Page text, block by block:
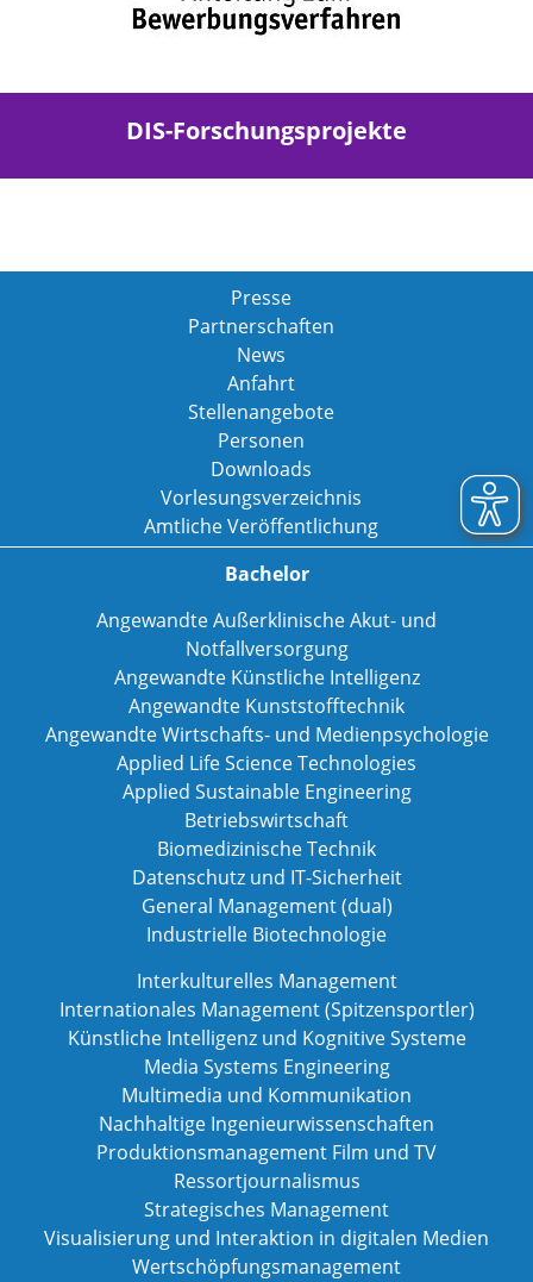
DIS-Forschungsprojekte
Presse
Partnerschaften
News
Anfahrt
Stellenangebote
Personen
Downloads
Vorlesungsverzeichnis
Amtliche Veröffentlichung
Bachelor
Angewandte Außerklinische Akut- und
Notfallversorgung
Angewandte Künstliche Intelligenz
Angewandte Kunststofftechnik
Angewandte Wirtschafts- und Medienpsychologie
Applied Life Science Technologies
Applied Sustainable Engineering
Betriebswirtschaft
Biomedizinische Technik
Datenschutz und IT-Sicherheit
General Management (dual)
Industrielle Biotechnologie
Interkulturelles Management
Internationales Management (Spitzensportler)
Künstliche Intelligenz und Kognitive Systeme
Media Systems Engineering
Multimedia und Kommunikation
Nachhaltige Ingenieurwissenschaften
Produktionsmanagement Film und TV
Ressortjournalismus
Strategisches Management
Visualisierung und Interaktion in digitalen Medien
Wertschöpfungsmanagement